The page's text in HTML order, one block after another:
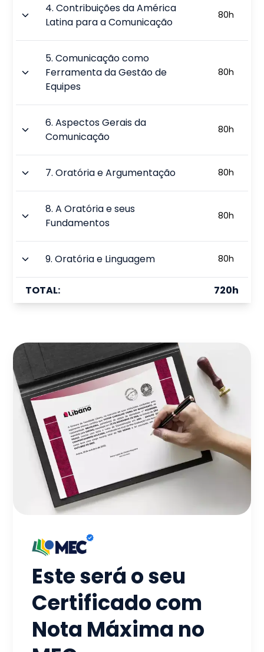
4.Contribuições da América
Latina para a Comunicação
80h
5.Comunicação como
Ferramenta da Gestão de
Equipes
80h
6.Aspectos Gerais da
Comunicação
80h
7.Oratória e Argumentação 80h
8.A Oratória e seus
Fundamentos
80h
9.Oratória e Linguagem 80h
TOTAL: 720h
Este será o seu
Certificado com
Nota Máxima no